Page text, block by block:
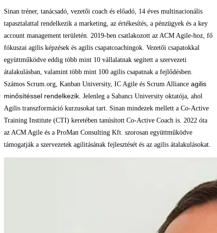
Sinan tréner, tanácsadó, vezetői coach és előadó, 14 éves multinacionális
tapasztalattal rendelkezik a marketing, az értékesítés, a pénzügyek és a key
account management területén. 2019-ben csatlakozott az ACM Agile-hoz, fő
fókuszai agilis képzések és agilis csapatcoachingok. Vezetői csapatokkal
együttműködve eddig több mint 10 vállalatnak segített a szervezeti
átalakulásban, valamint több mint 100 agilis csapatnak a fejlődésben.
Számos Scrum.org, Kanban University, IC Agile és Scrum Alliance agilis
minősítéssel rendelkezik . Jelenleg a Sabancı University oktatója, ahol
Agilis transzformáció kurzusokat tart. Sinan mindezek mellett a Co-Active
Training Institute (CTI) keretében tanúsított Co-Active Coach is. 2022 óta
az ACM Agile és a ProMan Consulting Kft. szorosan együttműködve
támogatják a szervezetek agilitásának fejlesztését és az agilis átalakulásokat.